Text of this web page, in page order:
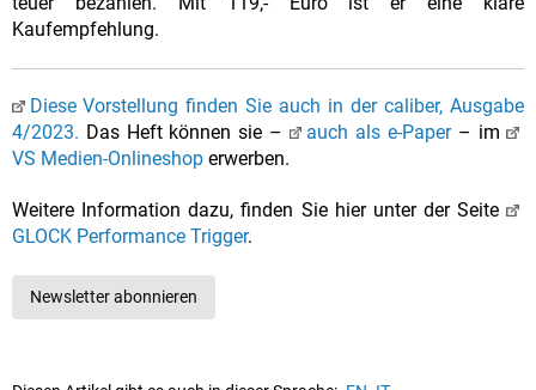
Kaufempfehlung.
Diese Vorstellung finden Sie auch in der caliber, Ausgabe
4/2023. Das Heft können sie – auch als e-Paper – im
VS Medien-Onlineshop erwerben.
Weitere Information dazu, finden Sie hier unter der Seite
GLOCK Performance Trigger.
Newsletter abonnieren